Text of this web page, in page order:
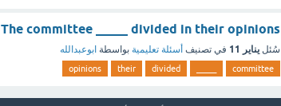
The committee _____ divided in their opinions ؟ - مع الشرح
سُئل يناير 11 في تصنيف أسئلة تعليمية بواسطة ابوعبدالله
committee
divided
their
opinions